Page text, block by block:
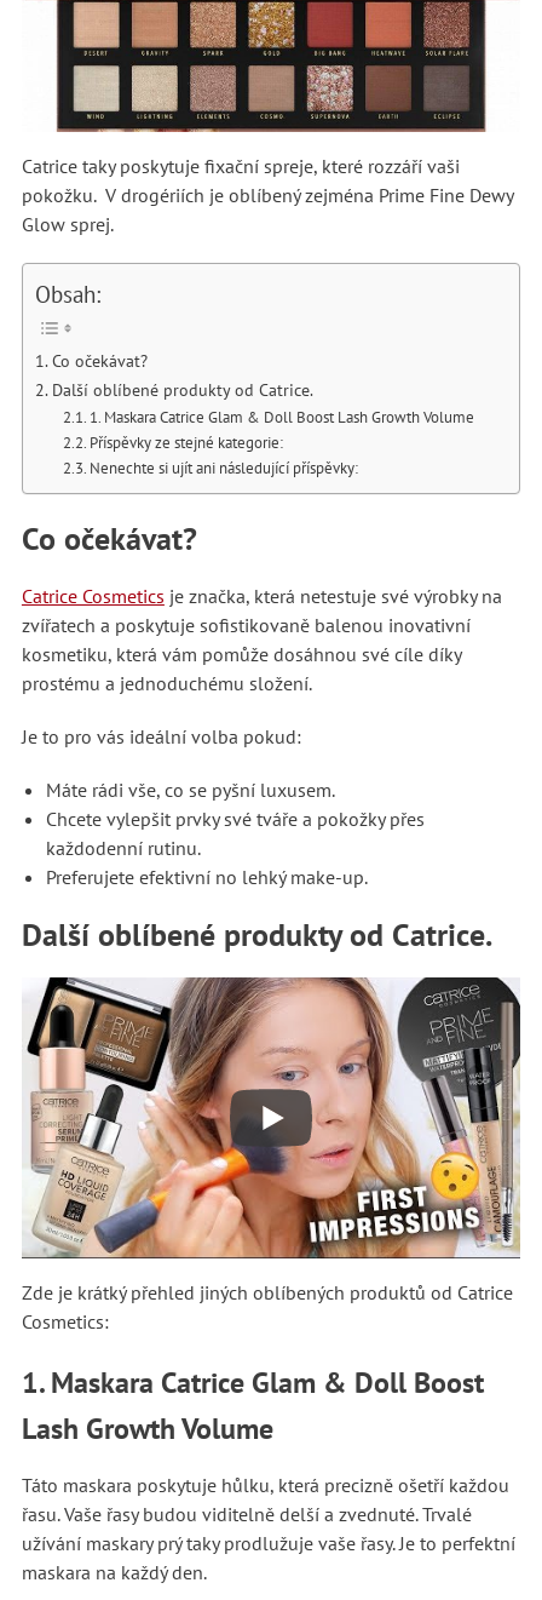
Catrice taky poskytuje fixační spreje, které rozzáří vaši
pokožku. V drogériích je oblíbený zejména Prime Fine Dewy
Glow sprej.
Obsah:
Co očekávat?
Další oblíbené produkty od Catrice.
1. Maskara Catrice Glam & Doll Boost Lash Growth Volume
Příspěvky ze stejné kategorie:
Nenechte si ujít ani následující příspěvky:
Co očekávat?
Catrice Cosmetics je značka, která netestuje své výrobky na
zvířatech a poskytuje sofistikovaně balenou inovativní
kosmetiku, která vám pomůže dosáhnou své cíle díky
prostému a jednoduchému složení.
Je to pro vás ideální volba pokud:
Máte rádi vše, co se pyšní luxusem.
Chcete vylepšit prvky své tváře a pokožky přes
každodenní rutinu.
Preferujete efektivní no lehký make-up.
Další oblíbené produkty od Catrice.
Zde je krátký přehled jiných oblíbených produktů od Catrice
Cosmetics:
1. Maskara Catrice Glam & Doll Boost
Lash Growth Volume
Táto maskara poskytuje hůlku, která precizně ošetří každou
řasu. Vaše řasy budou viditelně delší a zvednuté. Trvalé
užívání maskary prý taky prodlužuje vaše řasy. Je to perfektní
maskara na každý den.